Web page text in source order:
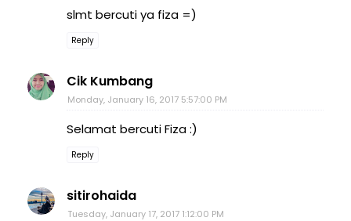
slmt bercuti ya fiza =)
Reply
Cik Kumbang
Monday, January 16, 2017 5:57:00 PM
Selamat bercuti Fiza :)
Reply
sitirohaida
Tuesday, January 17, 2017 1:12:00 PM